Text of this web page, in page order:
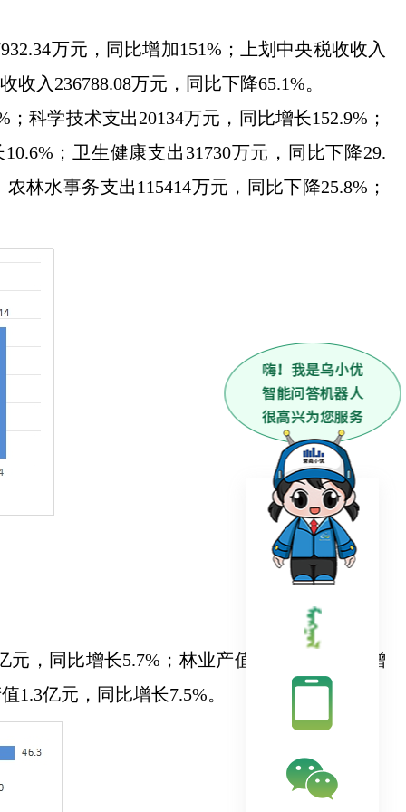
万元，同比增加151%；上划中央税收收入
收入 236788.08万元，同比下降65.1%。
；科学技术支出20134万元，同比增长152.9%；
10.6%；卫生健康支出 31730万元，同比下降29.
农林水事务支出115414万元，同比下降25.8%；
元，同比增长5.7%；林业产值2.2亿元，同比增
1.3亿元，同比增长7.5%。